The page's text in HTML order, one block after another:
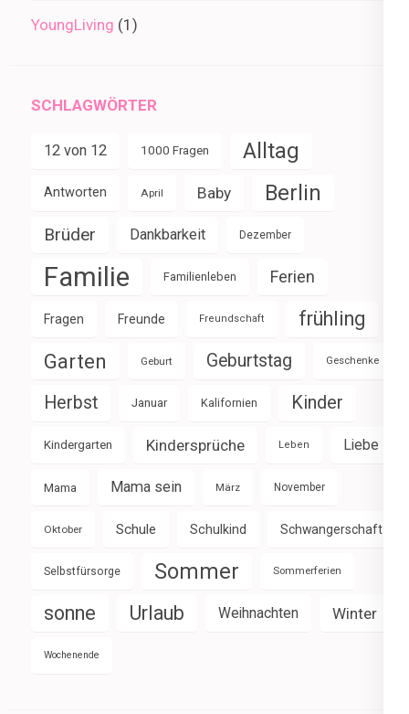
YoungLiving (1)
SCHLAGWÖRTER
12 von 12 1000 Fragen Alltag
Antworten April Baby Berlin
Brüder Dankbarkeit Dezember
Familie Familienleben Ferien
Fragen Freunde Freundschaft frühling
Garten Geburt Geburtstag Geschenke
Herbst Januar Kalifornien Kinder
Kindergarten Kindersprüche Leben Liebe
Mama Mama sein März November
Oktober Schule Schulkind Schwangerschaft
Selbstfürsorge Sommer Sommerferien
sonne Urlaub Weihnachten Winter
Wochenende